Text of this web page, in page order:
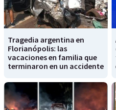
Tragedia argentina en
Florianópolis: las
vacaciones en familia que
terminaron en un accidente